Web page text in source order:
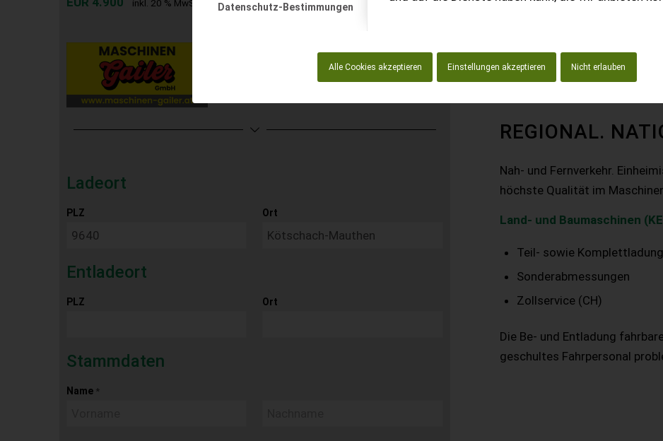
Datenschutz-Bestimmungen
Alle Cookies akzeptieren Einstellungen akzeptieren Nicht erlauben
inkl. 20 % MwSt.
Ladeort
PLZ Ort
Entladeort
PLZ Ort
Stammdaten
Name *
REGIONAL.
Nah- und Fernverkehr.
höchste Qualität im
Land- und Baumaschinen
Teil- sowie
Sonderabmessungen
Zollservice (CH)
Die Be- und Entladung
geschultes Fahrpersonal